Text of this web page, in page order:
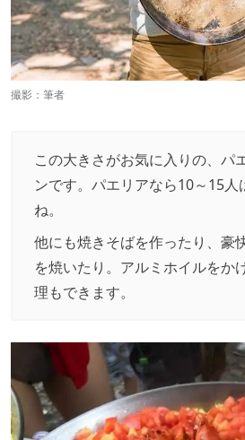
撮影：筆者
この大きさがお気に入りの、パ
ンです。パエリアなら10～15人
ね。
他にも焼きそばを作ったり、豪
を焼いたり。アルミホイルをか
理もできます。